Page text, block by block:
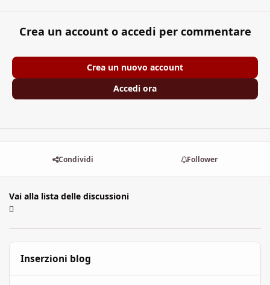
Crea un account o accedi per commentare
Crea un nuovo account
Accedi ora
Condividi Follower
Vai alla lista delle discussioni
Inserzioni blog